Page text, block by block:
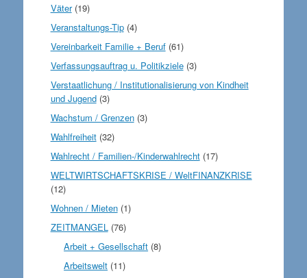
Väter(19)
Veranstaltungs-Tip(4)
Vereinbarkeit Familie + Beruf(61)
Verfassungsauftrag u. Politikziele(3)
Verstaatlichung / Institutionalisierung von Kindheit
und Jugend(3)
Wachstum / Grenzen(3)
Wahlfreiheit(32)
Wahlrecht / Familien-/Kinderwahlrecht(17)
WELTWIRTSCHAFTSKRISE / WeltFINANZKRISE
(12)
Wohnen / Mieten(1)
ZEITMANGEL (76)
Arbeit + Gesellschaft (8)
Arbeitswelt (11)